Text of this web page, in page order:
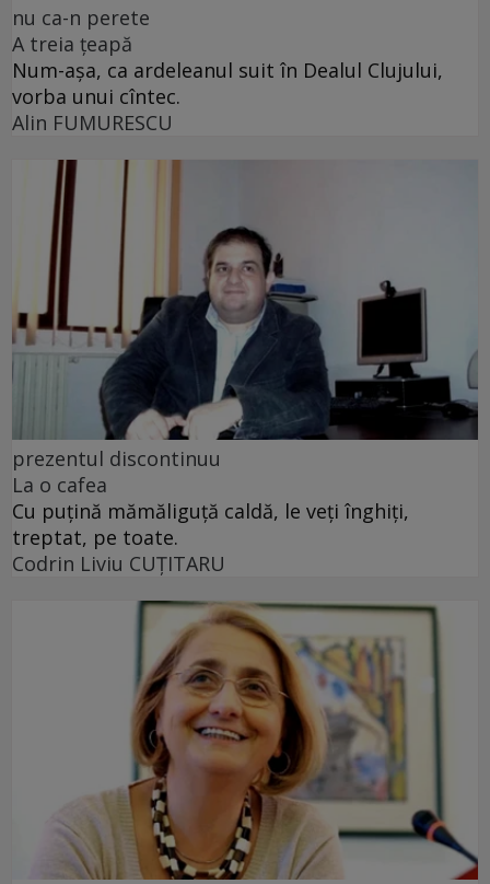
nu ca-n perete
A treia țeapă
Num-așa, ca ardeleanul suit în Dealul Clujului,
vorba unui cîntec.
Alin FUMURESCU
prezentul discontinuu
La o cafea
Cu puţină mămăliguţă caldă, le veţi înghiţi,
treptat, pe toate.
Codrin Liviu CUŢITARU